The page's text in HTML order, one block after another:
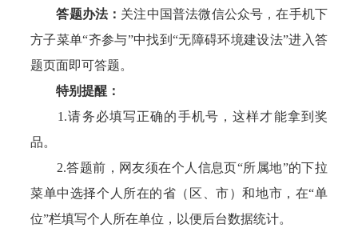
答题办法： 关注中国普法微信公众号，在手机下
方子菜单“齐参与”中找到“无障碍环境建设法”进入答
题页面即可答题。
特别提醒：
1.请务必填写正确的手机号，这样才能拿到奖
品。
2.答题前，网友须在个人信息页“所属地”的下拉
菜单中选择个人所在的省（区、市）和地市，在“单
位”栏填写个人所在单位，以便后台数据统计。